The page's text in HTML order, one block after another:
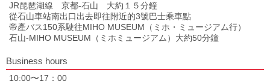
JR琵琶湖線 京都-石山 大約１５分鐘
從石山車站南出口出去即往附近的3號巴士乘車點
帝產バス150系駛往MIHO MUSEUM（ミホ・ミュージアム行）
石山-MIHO MUSEUM（ミホミュージアム）大約50分鐘
Business hours
10:00〜17：00